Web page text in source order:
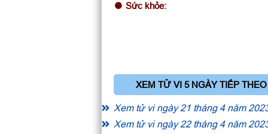
Sức khỏe:
XEM TỬ VI 5 NGÀY TIẾP THEO
Xem tử vi ngày 21 tháng 4 năm
Xem tử vi ngày 22 tháng 4 năm